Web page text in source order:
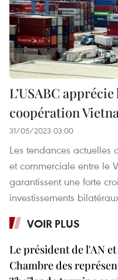
L’USABC
coopération
31/05/2023 03:00
Les tendances
et commerciale entre le
garantissent une forte
investissements
VOIR PLUS
Le président de l'AN
Chambre des